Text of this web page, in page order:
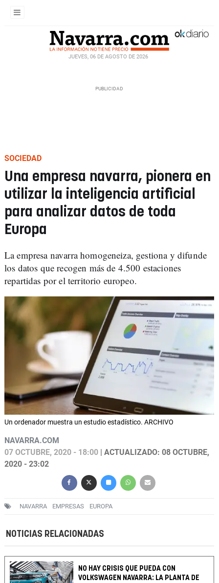
JUEVES, 06 DE AGOSTO DE 2026
SOCIEDAD
Una empresa navarra, pionera en
utilizar la inteligencia artificial
para analizar datos de toda
Europa
La empresa navarra homogeneiza, gestiona y difunde
los datos que recogen más de 4.500 estaciones
repartidas por el territorio europeo.
Un ordenador muestra un estudio estadístico. ARCHIVO
NAVARRA.COM
07 OCTUBRE, 2020 - 18:00 | ACTUALIZADO: 08 OCTUBRE,
2020 - 23:02
NAVARRA EMPRESAS EUROPA
NOTICIAS RELACIONADAS
NO HAY CRISIS QUE PUEDA CON
VOLKSWAGEN NAVARRA: LA PLANTA DE